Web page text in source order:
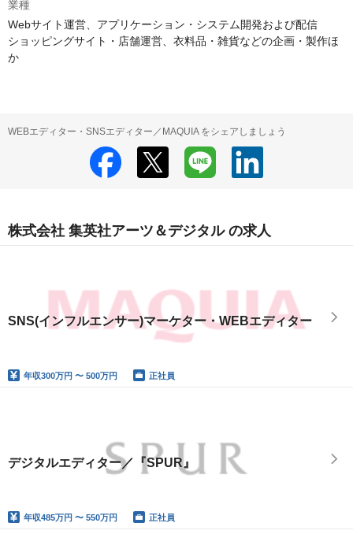
業種
Webサイト運営、アプリケーション・システム開発および配信
ショッピングサイト・店舗運営、衣料品・雑貨などの企画・製作ほ
か
WEBエディター・SNSエディター／MAQUIA をシェアしましょう
株式会社 集英社アーツ＆デジタル の求人
SNS(インフルエンサー)マーケター・WEBエディター
年収300万円 〜 500万円 正社員
デジタルエディター／『SPUR』
年収485万円 〜 550万円 正社員